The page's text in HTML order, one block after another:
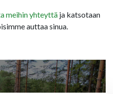
meihin yhteyttäja katsotaan
auttaa sinua.